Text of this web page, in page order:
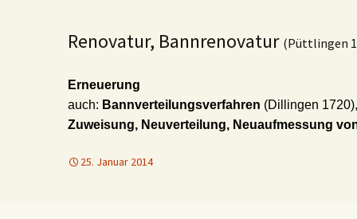
Renovatur, Bannrenovatur (Püttlingen
Erneuerung
auch: Bannverteilungsverfahren (Dillingen
Zuweisung, Neuverteilung, Neuaufmessung
25. Januar 2014